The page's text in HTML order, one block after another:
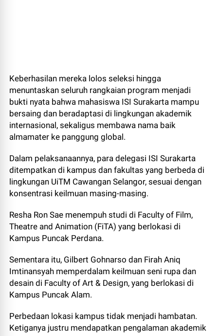
Keberhasilan mereka lolos seleksi hingga
menuntaskan seluruh rangkaian program menjadi
bukti nyata bahwa mahasiswa ISI Surakarta mampu
bersaing dan beradaptasi di lingkungan akademik
internasional, sekaligus membawa nama baik
almamater ke panggung global.
Dalam pelaksanaannya, para delegasi ISI Surakarta
ditempatkan di kampus dan fakultas yang berbeda di
lingkungan UiTM Cawangan Selangor, sesuai dengan
konsentrasi keilmuan masing-masing.
Resha Ron Sae menempuh studi di Faculty of Film,
Theatre and Animation (FiTA) yang berlokasi di
Kampus Puncak Perdana.
Sementara itu, Gilbert Gohnarso dan Firah Aniq
Imtinansyah memperdalam keilmuan seni rupa dan
desain di Faculty of Art & Design, yang berlokasi di
Kampus Puncak Alam.
Perbedaan lokasi kampus tidak menjadi hambatan.
Ketiganya justru mendapatkan pengalaman akademik